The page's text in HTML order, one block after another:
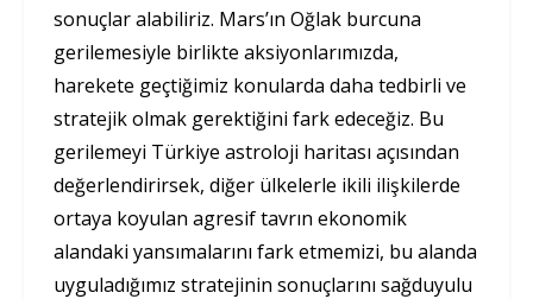
sonuçlar alabiliriz. Mars’ın Oğlak burcuna
gerilemesiyle birlikte aksiyonlarımızda,
harekete geçtiğimiz konularda daha tedbirli ve
stratejik olmak gerektiğini fark edeceğiz. Bu
gerilemeyi Türkiye astroloji haritası açısından
değerlendirirsek, diğer ülkelerle ikili ilişkilerde
ortaya koyulan agresif tavrın ekonomik
alandaki yansımalarını fark etmemizi, bu alanda
uyguladığımız stratejinin sonuçlarını sağduyulu